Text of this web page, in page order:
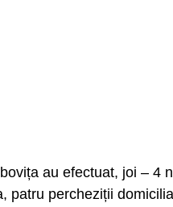
au efectuat, joi – 4
patru percheziții